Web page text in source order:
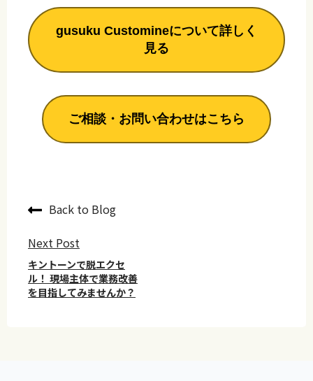
gusuku Customineについて詳しく
見る
ご相談・お問い合わせはこちら
Back to Blog
Next Post
キントーンで脱エクセ
ル！ 現場主体で業務改善
を目指してみませんか？